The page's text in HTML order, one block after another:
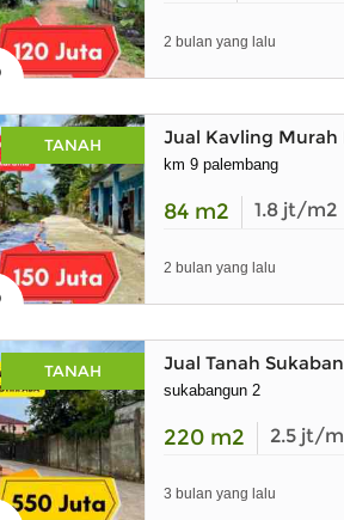
2 bulan yang lalu
TANAH Jual Kavling Murah
km 9 palembang
84 m2 1.8 jt/m2
2 bulan yang lalu
TANAH Jual Tanah
sukabangun 2
220 m2 2.5 jt/
3 bulan yang lalu